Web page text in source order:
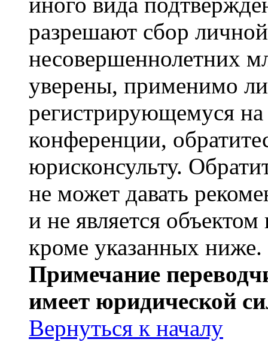
разрешают сбор
несовершеннолетних
уверены, применимо
регистрирующемуся
конференции,
юрисконсульту.
не может давать
и не является
кроме указанных ниже.
Примечание
имеет юридической
Вернуться к началу